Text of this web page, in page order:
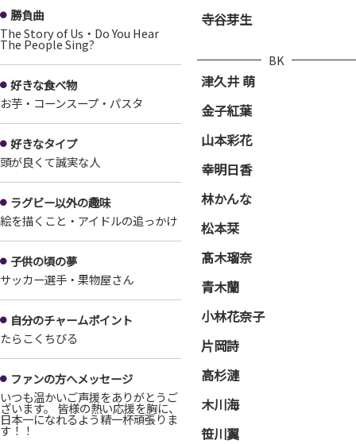
勝負曲
The Story of Us・Do You Hear
The People Sing?
好きな食べ物
お芋・コーンスープ・パスタ
好きなタイプ
頭が良くて誠実な人
ラグビー以外の趣味
絵を描くこと・アイドルの追っかけ
子供の頃の夢
サッカー選手・果物屋さん
自分のチャームポイント
たらこくちびる
ファンの方へメッセージ
いつも温かいご声援をありがとうご
ざいます。 皆様の熱い応援を胸に、
日本一になれるよう精一杯頑張りま
す！！
寺谷芽生
BK
津久井 萌
金子紅葉
山本彩花
幸明日香
林かんな
松本栞
髙木瑠奈
青木蘭
小林花奈子
片岡詩
高杉漣
木川海
笹川翼